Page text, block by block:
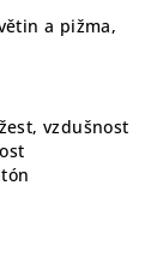
a pižma,
vzdušnost